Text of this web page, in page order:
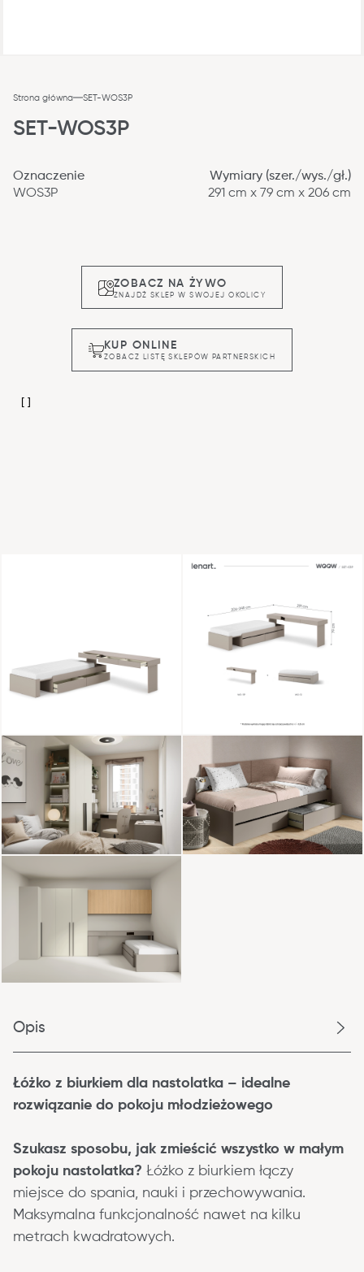
Strona główna SET-WOS3P
SET-WOS3P
Oznaczenie
WOS3P
Wymiary (szer./wys./gł.)
291 cm x 79 cm x 206 cm
ZOBACZ NA ŻYWO
ZNAJDŹ SKLEP W SWOJEJ OKOLICY
KUP ONLINE
ZOBACZ LISTĘ SKLEPÓW PARTNERSKICH
Opis
Łóżko z biurkiem dla nastolatka – idealne
rozwiązanie do pokoju młodzieżowego
Szukasz sposobu, jak zmieścić wszystko w małym
pokoju nastolatka? Łóżko z biurkiem łączy
miejsce do spania, nauki i przechowywania.
Maksymalna funkcjonalność nawet na kilku
metrach kwadratowych.